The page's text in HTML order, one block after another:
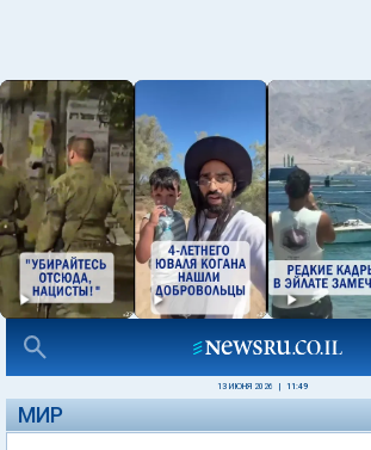
13 ИЮНЯ 2026 11:49
МИР